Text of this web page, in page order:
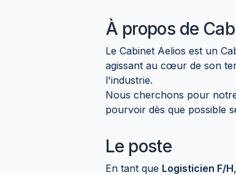
À propos de
Le Cabinet Aelios est un
agissant au cœur de son
l'industrie.
Nous cherchons pour
pourvoir dès que possible
Le poste
En tant que Logisticien F/H